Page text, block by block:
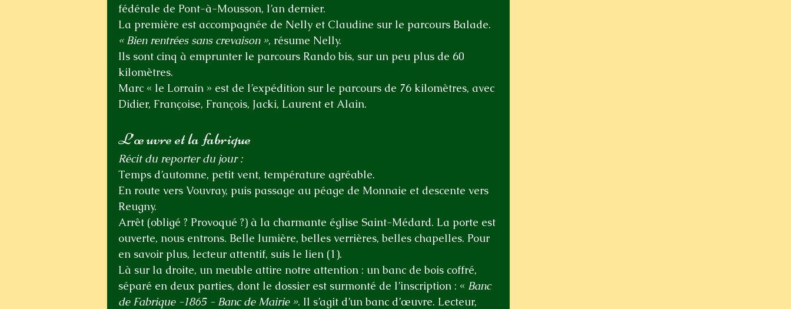
fédérale de Pont-à-Mousson, l’an dernier.
La première est accompagnée de Nelly et Claudine sur le parcours Balade.
« Bien rentrées sans crevaison », résume Nelly.
Ils sont cinq à emprunter le parcours Rando bis, sur un peu plus de 60
kilomètres.
Marc « le Lorrain » est de l’expédition sur le parcours de 76 kilomètres, avec
Didier, Françoise, François, Jacki, Laurent et Alain.
L’œuvre et la fabrique
Récit du reporter du jour :
Temps d’automne, petit vent, température agréable.
En route vers Vouvray, puis passage au péage de Monnaie et descente vers
Reugny.
Arrêt (obligé ? Provoqué ?) à la charmante église Saint-Médard. La porte est
ouverte, nous entrons. Belle lumière, belles verrières, belles chapelles. Pour
en savoir plus, lecteur attentif, suis le lien (1).
Là sur la droite, un meuble attire notre attention : un banc de bois coffré,
séparé en deux parties, dont le dossier est surmonté de l’inscription : « Banc
de Fabrique -1865 - Banc de Mairie ». Il s’agit d’un banc d’œuvre. Lecteur,